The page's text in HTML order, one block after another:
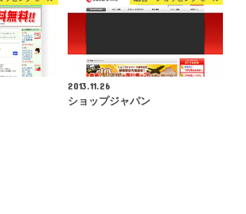
2013.11.26
ショップジャパン